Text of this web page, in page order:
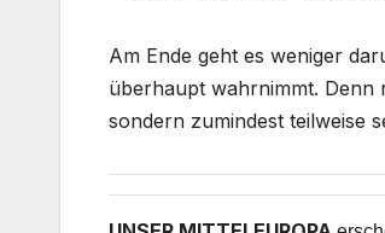
Am Ende geht es weniger
überhaupt wahrnimmt. Denn
sondern zumindest teilweise